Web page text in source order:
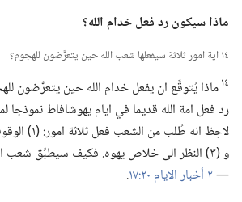
ماذا سيكون رد فعل خدام الله؟‏
١٤ اية امور ثلاثة سيفعلها شعب الله حين يتعرَّضون للهجوم؟‏
١٤ماذا يُتوقَّع ان يفعل خدام الله حين يتعرَّضون
رد فعل امة الله قديما في ايام يهوشافاط نموذجا
و (‏٣)‏ النظر الى خلاص يهوه.‏ فكيف سيطبِّق شعب
—‏٢ أخبار الايام ٢٠:‏١٧ ‏.‏